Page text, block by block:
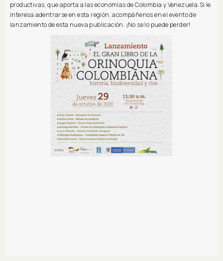
productivas, que aporta a las economías de Colombia y Venezuela.Si le
interesa adentrarse en esta región, acompáñenos en el evento de
lanzamiento de esta nueva publicación. ¡No se lo puede perder!